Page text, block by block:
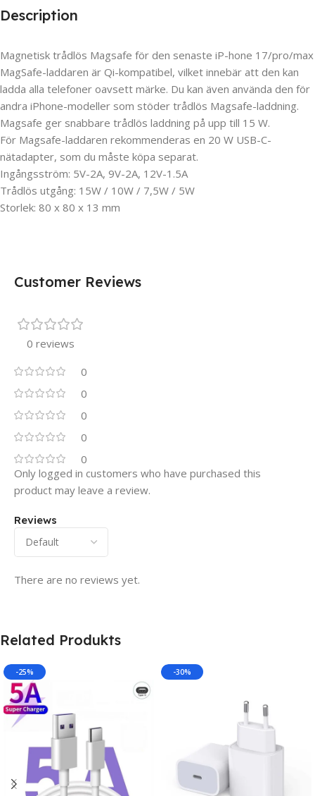
Description
Magnetisk trådlös Magsafe för den senaste iP-hone 17/pro/max
MagSafe-laddaren är Qi-kompatibel, vilket innebär att den kan
ladda alla telefoner oavsett märke. Du kan även använda den för
andra iPhone-modeller som stöder trådlös Magsafe-laddning.
Magsafe ger snabbare trådlös laddning på upp till 15 W.
För Magsafe-laddaren rekommenderas en 20 W USB-C-
nätadapter, som du måste köpa separat.
Ingångsström: 5V-2A, 9V-2A, 12V-1.5A
Trådlös utgång: 15W / 10W / 7,5W / 5W
Storlek: 80 x 80 x 13 mm
Customer Reviews
0 reviews
0
0
0
0
0
Reviews
There are no reviews yet.
Only logged in customers who have purchased this
product may leave a review.
Related Produkts
-25% -30%